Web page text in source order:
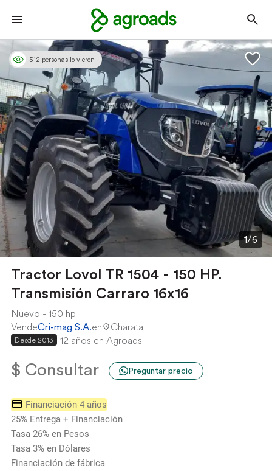
1/6
512 personas lo vieron
Tractor Lovol TR 1504 - 150 HP.
Transmisión Carraro 16x16
Nuevo
150 hp
VendeCri-mag S.A.en Charata
Desde 2013 12 años en Agroads
$ Consultar Preguntar precio
Financiación 4 años
25% Entrega + Financiación
Tasa 26% en Pesos
Tasa 3% en Dólares
Financiación de fábrica